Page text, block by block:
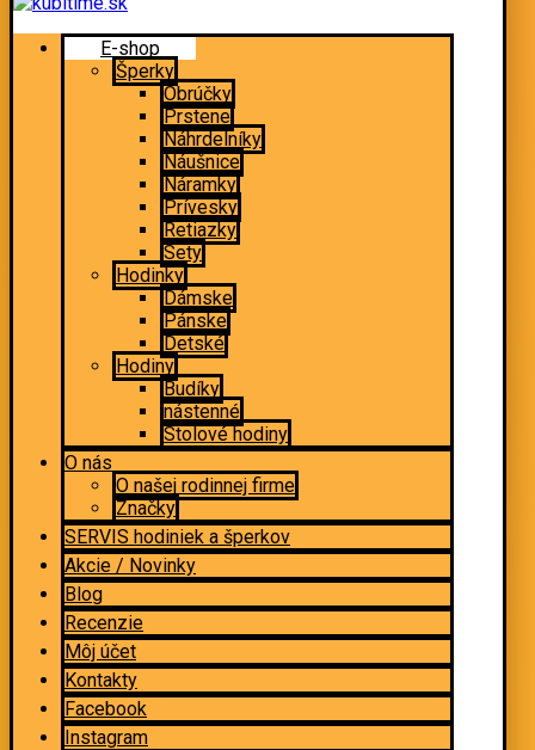
E-shop
Šperky
Obrúčky
Prstene
Náhrdelníky
Náušnice
Náramky
Prívesky
Retiazky
Sety
Hodinky
Dámske
Pánske
Detské
Hodiny
Budíky
nástenné
Stolové hodiny
O nás
O našej rodinnej firme
Značky
SERVIS hodiniek a šperkov
Akcie / Novinky
Blog
Recenzie
Môj účet
Kontakty
Facebook
Instagram